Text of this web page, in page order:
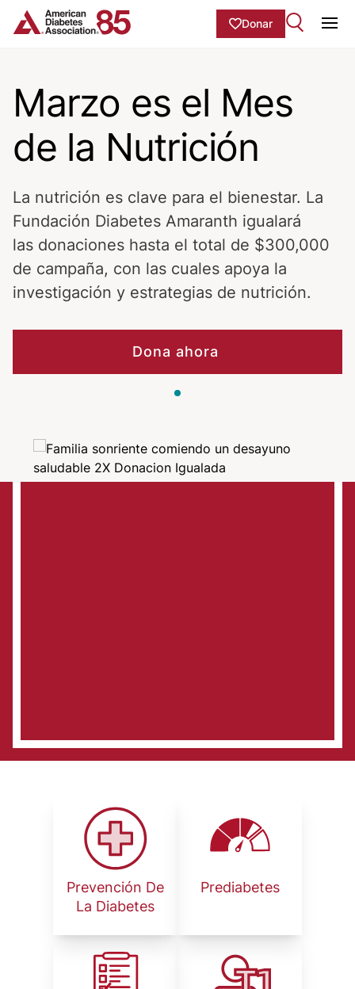
Skip to Main content
Donar
main
content
Marzo es el Mes
de la Nutrición
La nutrición es clave para el bienestar. La
Fundación Diabetes Amaranth igualará
las donaciones hasta el total de $300,000
de campaña, con las cuales apoya la
investigación y estrategias de nutrición.
Dona ahora
Image
Image
Prevención De
La Diabetes
Image
Prediabetes
Image Image